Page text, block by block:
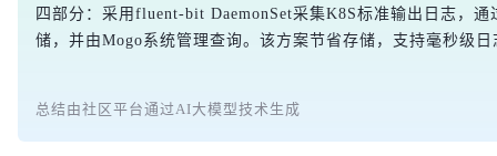
四部分：采用fluent-bit DaemonSet采集K8S标准输出日志，
储，并由Mogo系统管理查询。该方案节省存储，支持毫秒级
总结由社区平台通过AI大模型技术生成